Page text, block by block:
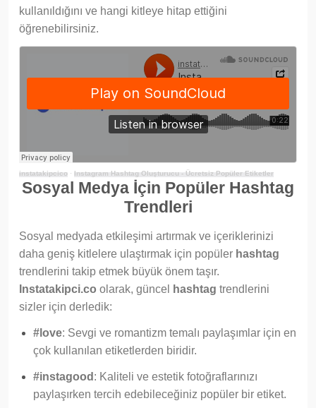
kullanıldığını ve hangi kitleye hitap ettiğini
öğrenebilirsiniz.
instatakipcico · Instagram Hashtag Oluşturucu - Ücretsiz Popüler Etiketler
Sosyal Medya İçin Popüler Hashtag
Trendleri
Sosyal medyada etkileşimi artırmak ve içeriklerinizi
daha geniş kitlelere ulaştırmak için popüler hashtag
trendlerini takip etmek büyük önem taşır.
Instatakipci.co olarak, güncel hashtag trendlerini
sizler için derledik:
#love: Sevgi ve romantizm temalı paylaşımlar için en
çok kullanılan etiketlerden biridir.
#instagood : Kaliteli ve estetik fotoğraflarınızı
paylaşırken tercih edebileceğiniz popüler bir etiket.